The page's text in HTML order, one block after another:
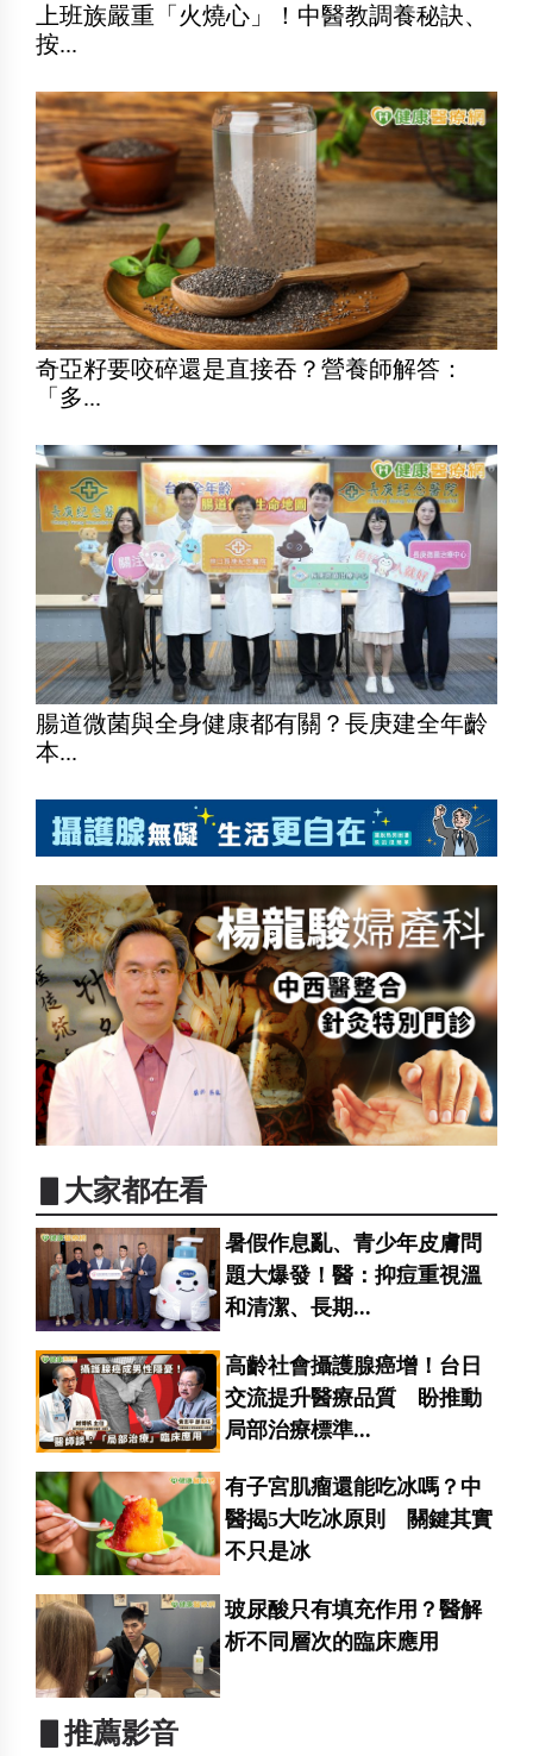
上班族嚴重「火燒心」！中醫教調養秘訣、
按...
奇亞籽要咬碎還是直接吞？營養師解答：
「多...
腸道微菌與全身健康都有關？長庚建全年齡
本...
▋大家都在看
暑假作息亂、青少年皮膚問
題大爆發！醫：抑痘重視溫
和清潔、長期...
高齡社會攝護腺癌增！台日
交流提升醫療品質 盼推動
局部治療標準...
有子宮肌瘤還能吃冰嗎？中
醫揭5大吃冰原則 關鍵其實
不只是冰
玻尿酸只有填充作用？醫解
析不同層次的臨床應用
▋推薦影音